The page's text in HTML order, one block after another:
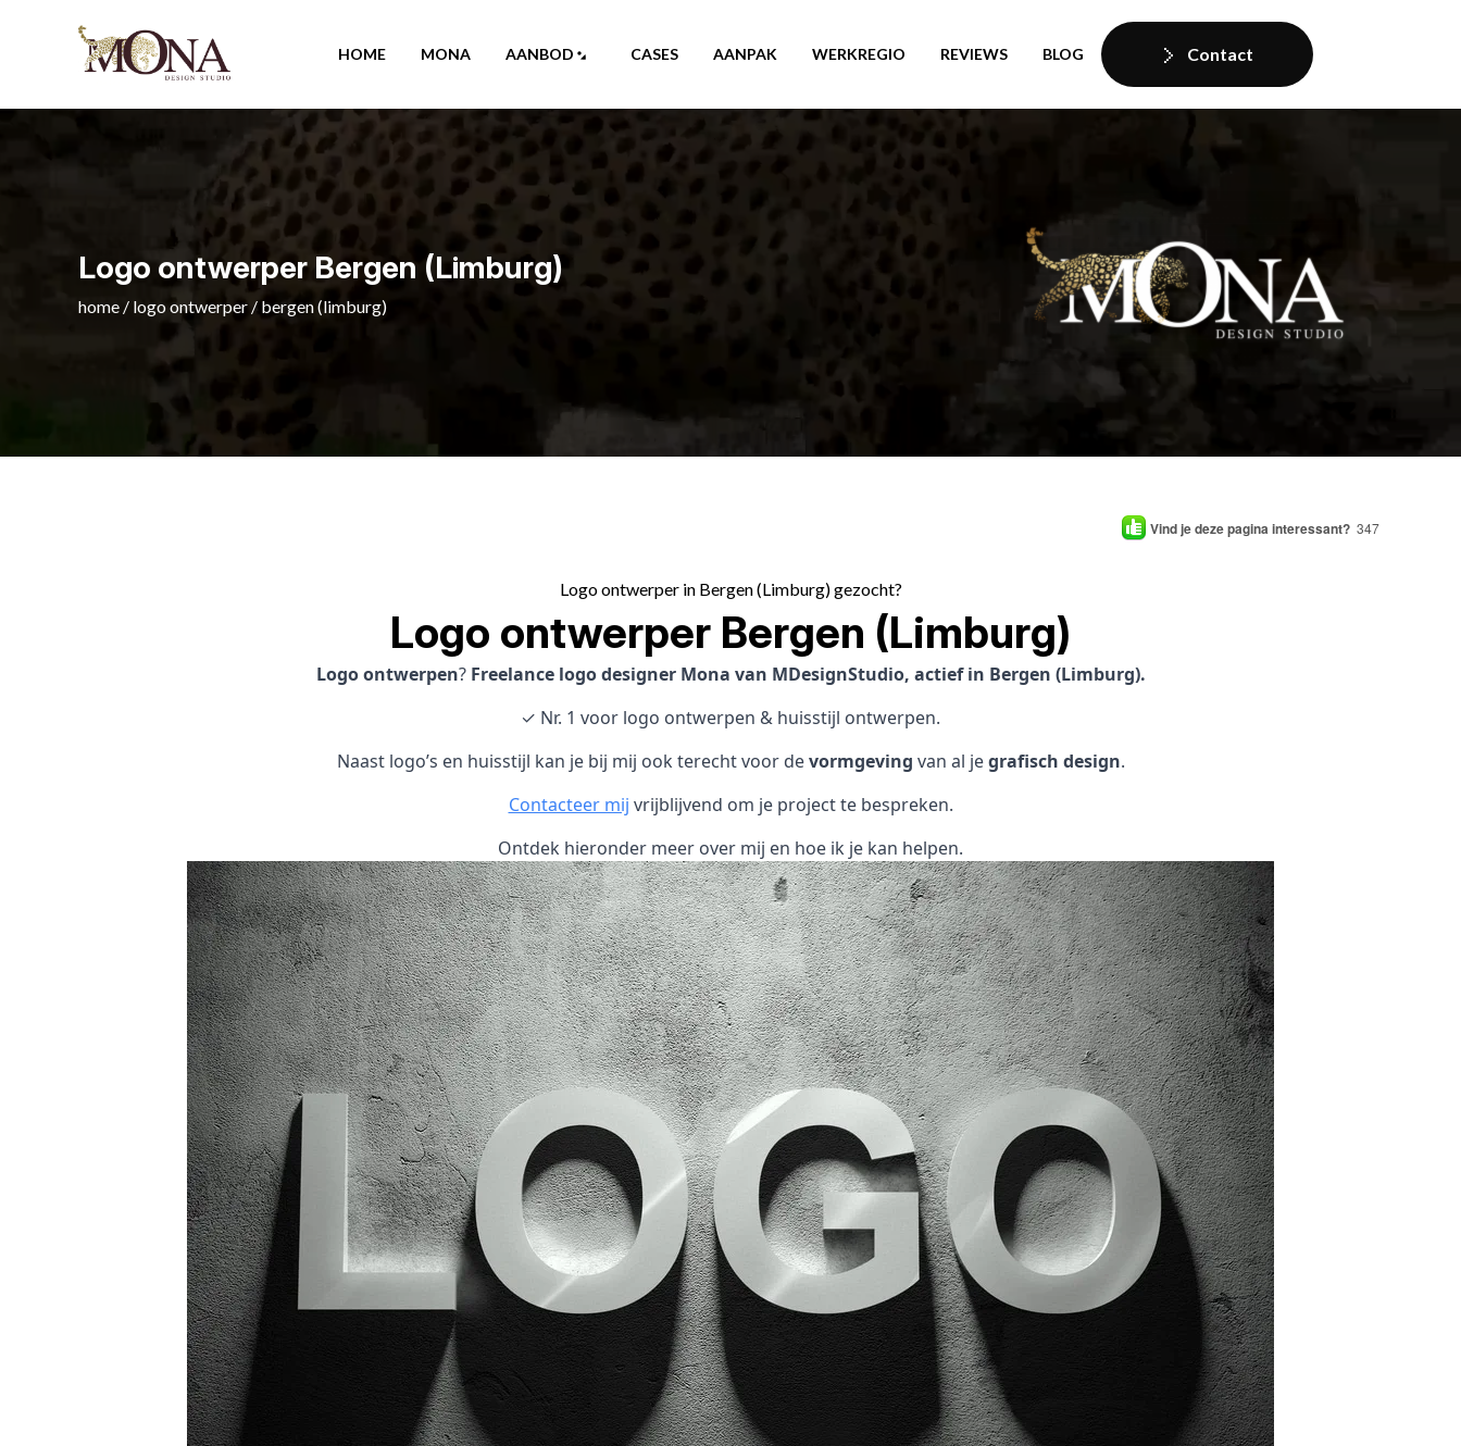
HOME MONA AANBOD CASES AANPAK WERKREGIO REVIEWS BLOG Contact
Logo ontwerper Bergen (Limburg)
home / logo ontwerper /bergen (limburg)
Vind je deze pagina interessant? 347
Logo ontwerper in Bergen (Limburg) gezocht?
Logo ontwerper Bergen (Limburg)
Logo ontwerpen? Freelance logo designer Mona van MDesignStudio, actief in Bergen (Limburg).
✓ Nr. 1 voor logo ontwerpen & huisstijl ontwerpen.
Naast logo’s en huisstijl kan je bij mij ook terecht voor devormgeving van al jegrafisch design.
Contacteer mij vrijblijvend om je project te bespreken.
Ontdek hieronder meer over mij en hoe ik je kan helpen.